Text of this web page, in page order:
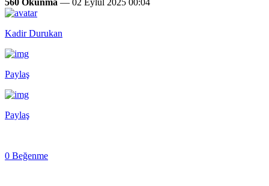
Kadir Durukan
Paylaş
Paylaş
0 Beğenme